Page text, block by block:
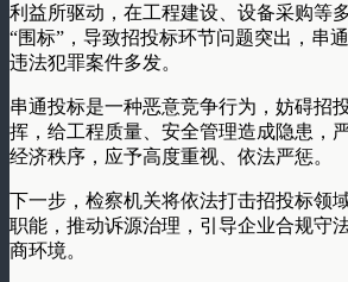
利益所驱动，在工程建设、设备采购等
“围标”，导致招投标环节问题突出，串
违法犯罪案件多发。
串通投标是一种恶意竞争行为，妨碍招
挥，给工程质量、安全管理造成隐患，
经济秩序，应予高度重视、依法严惩。
下一步，检察机关将依法打击招投标领
职能，推动诉源治理，引导企业合规守
商环境。